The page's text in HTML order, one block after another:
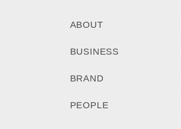
ABOUT
BUSINESS
BRAND
PEOPLE